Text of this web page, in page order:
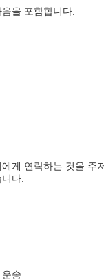
을 포함합니다:
게 연락하는 것을
다.
송